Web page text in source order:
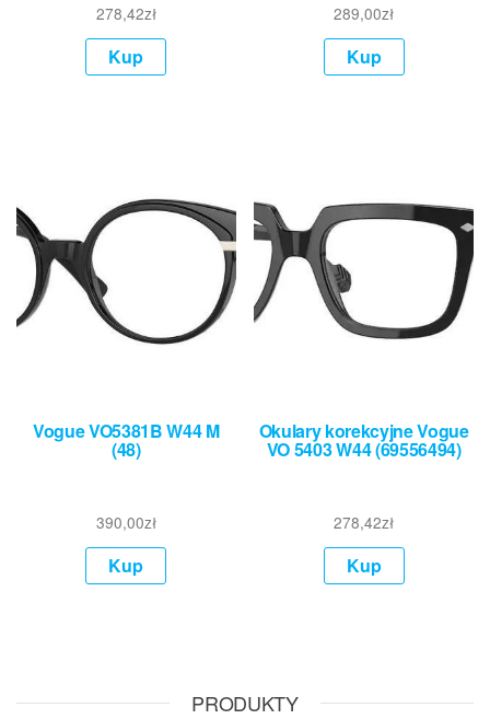
278,42zł
Kup
289,00zł
Kup
Vogue VO5381B W44 M
(48)
390,00zł
Kup
Okulary korekcyjne Vogue
VO 5403 W44 (69556494)
278,42zł
Kup
PRODUKTY